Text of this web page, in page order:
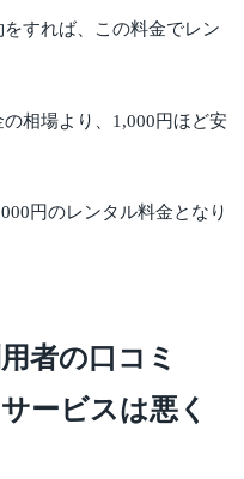
すれば、この料金でレン
相場より、1,000円ほど安
円のレンタル料金となり
者の口コミ
ービスは悪く